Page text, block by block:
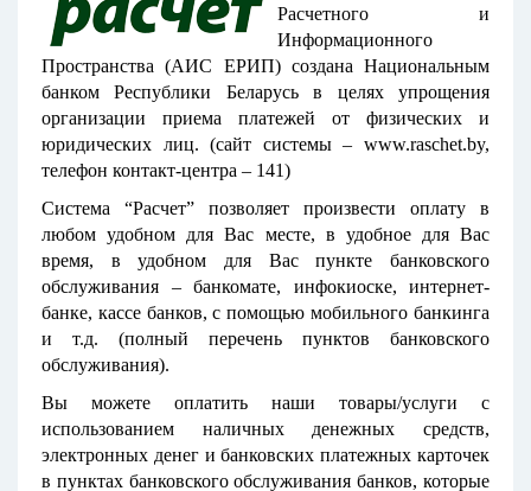
Расчетного и
Информационного
Пространства (АИС ЕРИП) создана Национальным
банком Республики Беларусь в целях упрощения
организации приема платежей от физических и
юридических лиц. (сайт системы – www.raschet.by,
телефон контакт-центра – 141)
Система “Расчет” позволяет произвести оплату в
любом удобном для Вас месте, в удобное для Вас
время, в удобном для Вас пункте банковского
обслуживания – банкомате, инфокиоске, интернет-
банке, кассе банков, с помощью мобильного банкинга
и т.д. (полный перечень пунктов банковского
обслуживания).
Вы можете оплатить наши товары/услуги с
использованием наличных денежных средств,
электронных денег и банковских платежных карточек
в пунктах банковского обслуживания банков, которые